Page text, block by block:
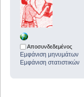
Αποσυνδεδεμένος
Εμφάνιση μηνυμάτων
Εμφάνιση στατιστικών